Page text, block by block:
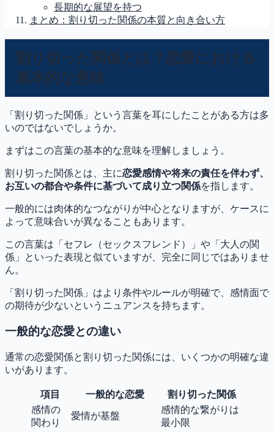
長期的な展望を持つ
まとめ：割り切った関係の本質と向き合い方
割り切った関係とは？恋愛における
基本的な意味
「割り切った関係」という言葉を耳にしたことがある方は多
いのではないでしょうか。
まずはこの言葉の基本的な意味を理解しましょう。
割り切った関係とは、主に恋愛感情や将来の責任を伴わず、
お互いの都合や条件に基づいて成り立つ関係を指します。
一般的には肉体的なつながりが中心となりますが、ケースに
よって意味合いが異なることもあります。
この言葉は「セフレ（セックスフレンド）」や「大人の関
係」といった表現と似ていますが、完全に同じではありませ
ん。
「割り切った関係」はより条件やルールが明確で、感情面で
の期待が少ないというニュアンスを持ちます。
一般的な恋愛との違い
通常の恋愛関係と割り切った関係には、いくつかの明確な違
いがあります。
項目 一般的な恋愛
割り切った関係
感情の
関わり
愛情が基盤
感情的な繋がりは
最小限